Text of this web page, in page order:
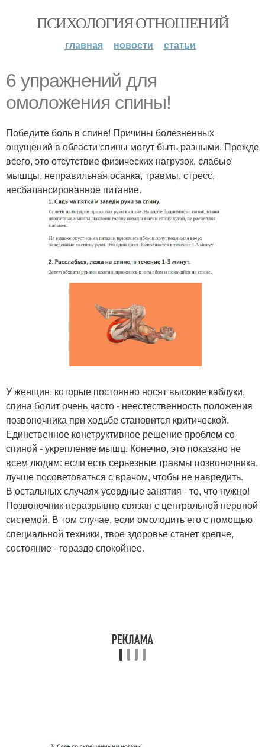
ПСИХОЛОГИЯ ОТНОШЕНИЙ
главная новости статьи
6 упражнений для
омоложения спины!
Победите боль в спине! Причины болезненных
ощущений в области спины могут быть разными. Прежде
всего, это отсутствие физических нагрузок, слабые
мышцы, неправильная осанка, травмы, стресс,
несбалансированное питание.
У женщин, которые постоянно носят высокие каблуки,
спина болит очень часто - неестественность положения
позвоночника при ходьбе становится критической.
Единственное конструктивное решение проблем со
спиной - укрепление мышц. Конечно, это показано не
всем людям: если есть серьезные травмы позвоночника,
лучше посоветоваться с врачом, чтобы не навредить.
В остальных случаях усердные занятия - то, что нужно!
Позвоночник неразрывно связан с центральной нервной
системой. В том случае, если омолодить его с помощью
специальной техники, твое здоровье станет крепче,
состояние - гораздо спокойнее.